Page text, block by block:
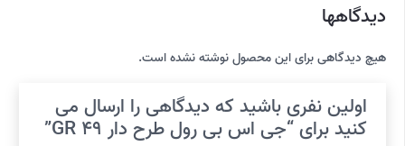
دیدگاهها
هیچ دیدگاهی برای این محصول نوشته نشده است.
اولین نفری باشید که دیدگاهی را ارسال می
کنید برای “جی اس بی رول طرح دار GR 49”